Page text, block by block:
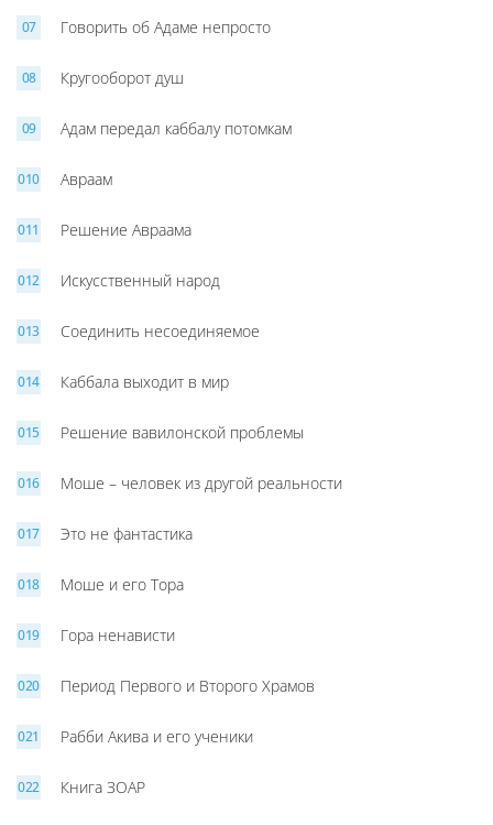
Говорить об Адаме непросто
Кругооборот душ
Адам передал каббалу потомкам
Авраам
Решение Авраама
Искусственный народ
Соединить несоединяемое
Каббала выходит в мир
Решение вавилонской проблемы
Моше – человек из другой реальности
Это не фантастика
Моше и его Тора
Гора ненависти
Период Первого и Второго Храмов
Рабби Акива и его ученики
Книга ЗОАР